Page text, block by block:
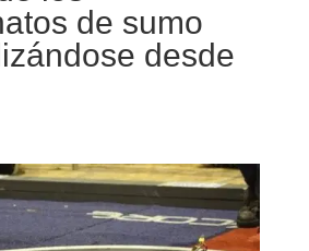
de sumo
desde